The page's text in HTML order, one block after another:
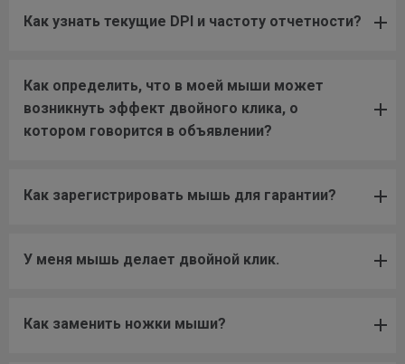
Как узнать текущие DPI и частоту отчетности?
Как определить, что в моей мыши может
возникнуть эффект двойного клика, о
котором говорится в объявлении?
Как зарегистрировать мышь для гарантии?
У меня мышь делает двойной клик.
Как заменить ножки мыши?